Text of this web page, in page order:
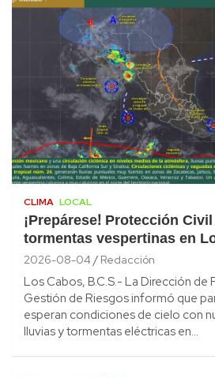
CLIMA LOCAL
¡Prepárese! Protección
tormentas vespertinas en
2026-08-04 Redacción
Los Cabos, B.C.S.- La Dirección de
Gestión de Riesgos informó que
esperan condiciones de cielo con
lluvias y tormentas eléctricas en…